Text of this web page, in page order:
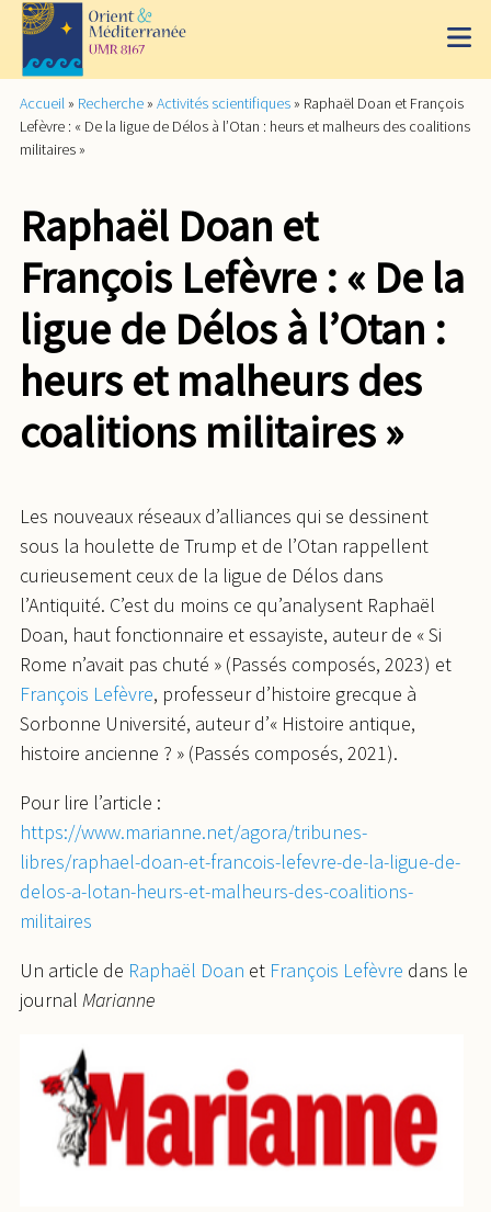
Accueil » Recherche » Activités scientifiques » Raphaël Doan et François
Lefèvre : « De la ligue de Délos à l’Otan : heurs et malheurs des coalitions
militaires »
Raphaël Doan et
François Lefèvre : « De la
ligue de Délos à l’Otan :
heurs et malheurs des
coalitions militaires »
Les nouveaux réseaux d’alliances qui se dessinent
sous la houlette de Trump et de l’Otan rappellent
curieusement ceux de la ligue de Délos dans
l’Antiquité. C’est du moins ce qu’analysent Raphaël
Doan, haut fonctionnaire et essayiste, auteur de « Si
Rome n’avait pas chuté » (Passés composés, 2023) et
François Lefèvre, professeur d’histoire grecque à
Sorbonne Université, auteur d’« Histoire antique,
histoire ancienne ? » (Passés composés, 2021).
Pour lire l’article :
https://www.marianne.net/agora/tribunes-
libres/raphael-doan-et-francois-lefevre-de-la-ligue-de-
delos-a-lotan-heurs-et-malheurs-des-coalitions-
militaires
Un article de Raphaël Doan et François Lefèvre dans le
journal Marianne